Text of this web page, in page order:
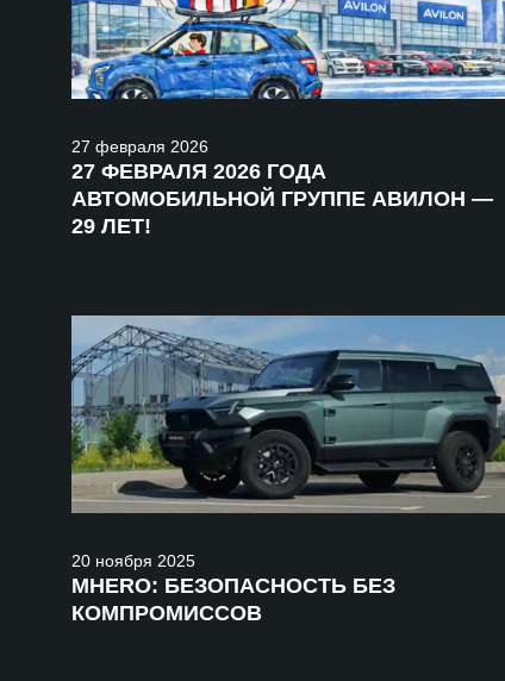
27 февраля 2026
27 ФЕВРАЛЯ 2026 ГОДА
АВТОМОБИЛЬНОЙ ГРУППЕ АВИЛОН —
29 ЛЕТ!
20 ноября 2025
MHERO: БЕЗОПАСНОСТЬ БЕЗ
КОМПРОМИССОВ